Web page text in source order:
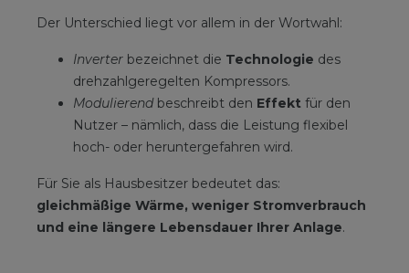
Der Unterschied liegt vor allem in der Wortwahl:
Inverter bezeichnet die Technologie des
drehzahlgeregelten Kompressors.
Modulierendbeschreibt den Effekt für den
Nutzer – nämlich, dass die Leistung flexibel
hoch- oder heruntergefahren wird.
Für Sie als Hausbesitzer bedeutet das:
gleichmäßige Wärme, weniger Stromverbrauch
und eine längere Lebensdauer Ihrer Anlage.